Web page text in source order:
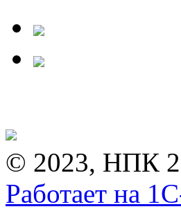
© 2023, НПК
Работает на